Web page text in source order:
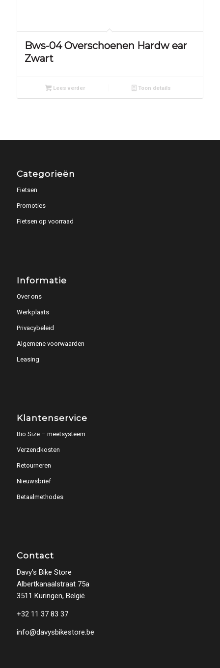
Bws-04 Overschoenen Hardw ear
Zwart
Lees verder Toon details
Categorieën
Fietsen
Promoties
Fietsen op voorraad
Informatie
Over ons
Werkplaats
Privacybeleid
Algemene voorwaarden
Leasing
Klantenservice
Bio Size – meetsysteem
Verzendkosten
Retourneren
Nieuwsbrief
Betaalmethodes
Contact
Davy’s Bike Store
Albertkanaalstraat 75a
3511 Kuringen, België
+32 11 37 83 37
info@davysbikestore.be